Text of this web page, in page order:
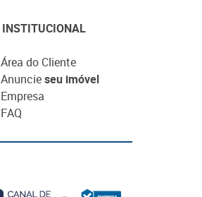
INSTITUCIONAL
Área do Cliente
Anuncieseu imóvel
Empresa
FAQ